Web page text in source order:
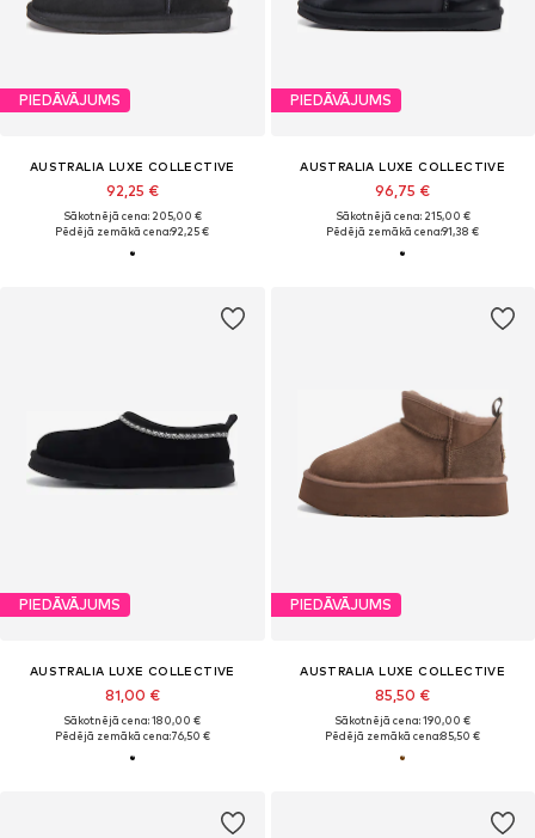
PIEDĀVĀJUMS
AUSTRALIA LUXE COLLECTIVE
92,25 €
Sākotnējā cena: 205,00 €
Pēdējā zemākā cena:92,25 €
PIEDĀVĀJUMS
AUSTRALIA LUXE COLLECTIVE
96,75 €
Sākotnējā cena: 215,00 €
Pēdējā zemākā cena:91,38 €
PIEDĀVĀJUMS
AUSTRALIA LUXE COLLECTIVE
81,00 €
Sākotnējā cena: 180,00 €
Pēdējā zemākā cena:76,50 €
PIEDĀVĀJUMS
AUSTRALIA LUXE COLLECTIVE
85,50 €
Sākotnējā cena: 190,00 €
Pēdējā zemākā cena:85,50 €